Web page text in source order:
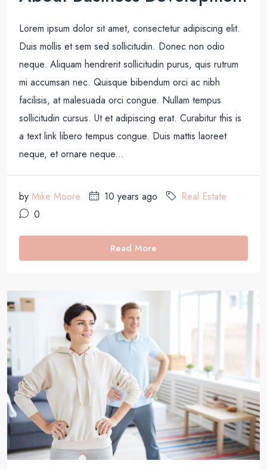
Lorem ipsum dolor sit amet, consectetur adipiscing elit.
Duis mollis et sem sed sollicitudin. Donec non odio
neque. Aliquam hendrerit sollicitudin purus, quis rutrum
mi accumsan nec. Quisque bibendum orci ac nibh
facilisis, at malesuada orci congue. Nullam tempus
sollicitudin cursus. Ut et adipiscing erat. Curabitur this is
a text link libero tempus congue. Duis mattis laoreet
neque, et ornare neque...
by Mike Moore 10 years ago
Real Estate
0
Read More